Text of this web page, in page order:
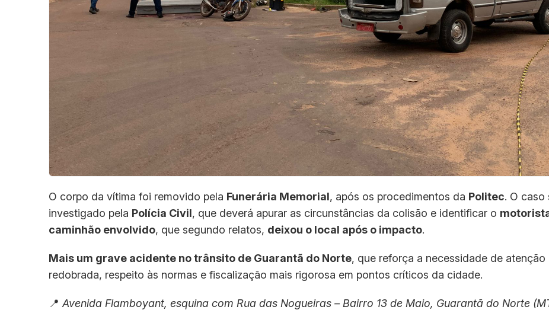
O corpo da vítima foi removido pela Funerária Memorial, após os procedimentos da Politec. O caso
investigado pela Polícia Civil, que deverá apurar as circunstâncias da colisão e identificar o
caminhão envolvido, que segundo relatos, deixou o local após o impacto.
Mais um grave acidente no trânsito de Guarantã do Norte, que reforça a necessidade de atenção
redobrada, respeito às normas e fiscalização mais rigorosa em pontos críticos da cidade.
📍 Avenida Flamboyant, esquina com Rua das Nogueiras – Bairro 13 de Maio, Guarantã do Norte